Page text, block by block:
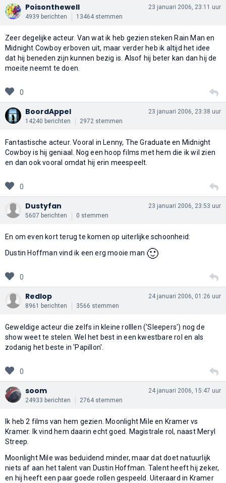
Poisonthewell
4939 berichten 13464 stemmen
23 januari 2006, 23:11 uur
Zeer degelijke acteur. Van wat ik heb gezien steken Rain Man en
Midnight Cowboy erboven uit, maar verder heb ik altijd het idee
dat hij beneden zijn kunnen bezig is. Alsof hij beter kan dan hij de
moeite neemt te doen.
0
BoordAppel
14240 berichten 2972 stemmen
23 januari 2006, 23:38 uur
Fantastische acteur. Vooral in Lenny, The Graduate en Midnight
Cowboy is hij geniaal. Nog een hoop films met hem die ik wil zien
en dan ook vooral omdat hij erin meespeelt.
0
Dustyfan
5607 berichten 0 stemmen
23 januari 2006, 23:53 uur
En om even kort terug te komen op uiterlijke schoonheid:
Dustin Hoffman vind ik een erg mooie man 🙂
0
Redlop
8961 berichten 3566 stemmen
24 januari 2006, 01:26 uur
Geweldige acteur die zelfs in kleine rolllen ('Sleepers') nog de
show weet te stelen. Wel het best in een kwestbare rol en als
zodanig het beste in 'Papillon'.
0
soom
24933 berichten 2764 stemmen
24 januari 2006, 15:47 uur
Ik heb 2 films van hem gezien. Moonlight Mile en Kramer vs
Kramer. Ik vind hem daarin echt goed. Magistrale rol, naast Meryl
Streep.
Moonlight Mile was beduidend minder, maar dat doet natuurlijk
niets af aan het talent van Dustin Hoffman. Talent heeft hij zeker,
en hij heeft een paar goede rollen gespeeld. Uiteraard in Kramer